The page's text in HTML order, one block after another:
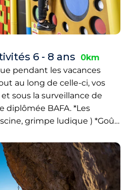
6 - 8 ans
0km
pendant les vacances
au long de celle-ci, vos
sous la surveillance de
diplômée BAFA. *Les
grimpe ludique ) *Goû…